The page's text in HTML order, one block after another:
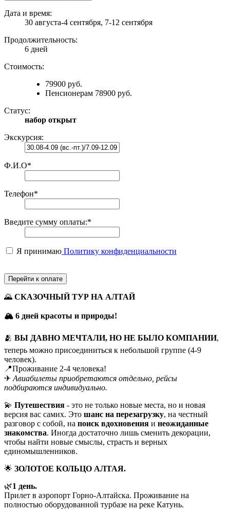
Дата и время:
30 августа-4 сентября, 7-12 сентября
Продолжительность:
6 дней
Стоимость:
79900 руб.
Пенсионерам 78900 руб.
Статус:
набор открыт
Экскурсия:
Ф.И.О*
Телефон*
Введите сумму оплаты:*
Я принимаю Политику конфиденциальности
🌄 СКАЗОЧНЫЙ ТУР НА АЛТАЙ
🏔️ 6 дней красоты и природы!
🫂 ВЫ ДАВНО МЕЧТАЛИ, НО НЕ БЫЛО КОМПАНИИ,
теперь можно присоединиться к небольшой группе (4-9
человек).
📍Проживание 2-4 человека!
✈ Авиабилеты приобретаются отдельно, рейсы
подбираются индивидуально.
💫 Путешествия - это не только новые места, но и новая
версия вас самих. Это шанс на перезагрузку, на честный
разговор с собой, на поиск вдохновения и неожиданные
знакомства. Иногда достаточно лишь сменить декорации,
чтобы найти новые смыслы, страсть и верных
единомышленников.
🌟 ЗОЛОТОЕ КОЛЬЦО АЛТАЯ.
🌿1 день.
Прилет в аэропорт Горно-Алтайска. Проживание на
полностью оборудованной турбазе на реке Катунь.